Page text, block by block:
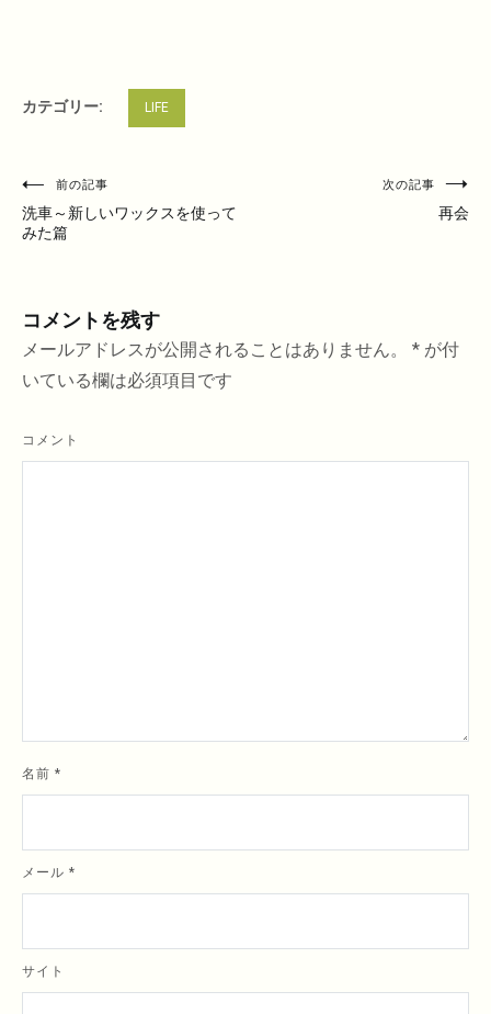
カテゴリー: LIFE
投
稿
ナ
ー
シ
ョ
前の記事
洗車～新しいワックスを使って
みた篇
次の記事
再会
コメントを残す
メールアドレスが公開されることはありません。 * が付
いている欄は必須項目です
コメント
名前 *
メール *
サイト